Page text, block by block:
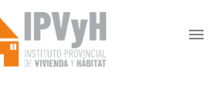
menu